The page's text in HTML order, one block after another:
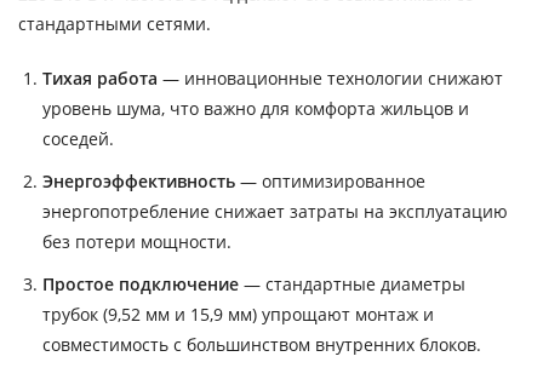
стандартными сетями.
Тихая работа — инновационные технологии снижают
уровень шума, что важно для комфорта жильцов и
соседей.
Энергоэффективность — оптимизированное
энергопотребление снижает затраты на эксплуатацию
без потери мощности.
Простое подключение — стандартные диаметры
трубок (9,52 мм и 15,9 мм) упрощают монтаж и
совместимость с большинством внутренних блоков.